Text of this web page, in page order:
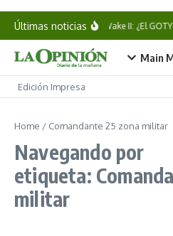
Saltar al contenido
Últimas noticiasAlan Wake II: ¿El
Main
Edición Impresa
Home / Comandante 25 zona militar
Navegando por
etiqueta:
militar